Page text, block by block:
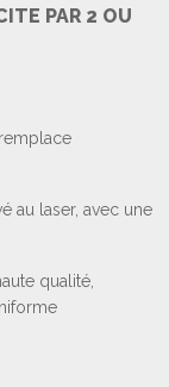
PAR 2 OU
au laser, avec une
qualité,